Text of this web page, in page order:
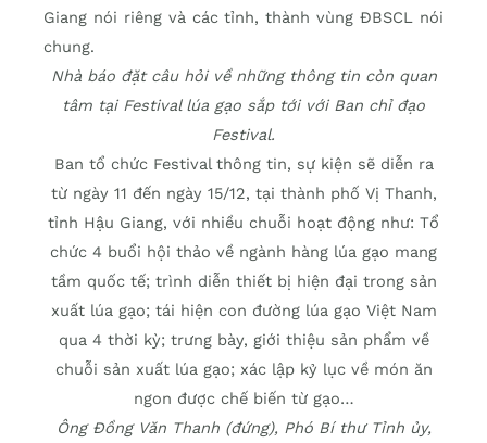
Giang nói riêng và các tỉnh, thành vùng ĐBSCL nói
chung.
Nhà báo đặt câu hỏi về những thông tin còn quan
tâm tại Festival lúa gạo sắp tới với Ban chỉ đạo
Festival.
Ban tổ chức Festival thông tin, sự kiện sẽ diễn ra
từ ngày 11 đến ngày 15/12, tại thành phố Vị Thanh,
tỉnh Hậu Giang, với nhiều chuỗi hoạt động như: Tổ
chức 4 buổi hội thảo về ngành hàng lúa gạo mang
tầm quốc tế; trình diễn thiết bị hiện đại trong sản
xuất lúa gạo; tái hiện con đường lúa gạo Việt Nam
qua 4 thời kỳ; trưng bày, giới thiệu sản phẩm về
chuỗi sản xuất lúa gạo; xác lập kỷ lục về món ăn
ngon được chế biến từ gạo…
Ông Đồng Văn Thanh (đứng), Phó Bí thư Tỉnh ủy,